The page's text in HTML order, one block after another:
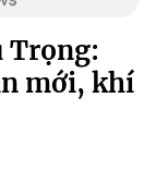
Trọng:
mới, khí